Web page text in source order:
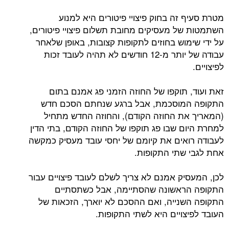
מטרת סעיף זה בחוק פיצויי פיטורים היא למנוע
השתמטות של מעסיקים מחובת תשלום פיצויי פיטורים,
על ידי שימוש בחוזים לתקופות קצובות, באופן שלאחר
עבודה של יותר מ-12 חודשים לא תהיה לעובד זכות
לפיצויים.
זאת ועוד, תוקפו של החוזה הזמני פג אמנם בתום
התקופה המוסכמת, אבל ברגע שנחתם הסכם חדש
(המאריך את החוזה הקודם), והחוזה החדש מתחיל
למחרת היום שבו פג תוקפו של החוזה הקודם, בתי הדין
לעבודה רואים את קיומם של יחסי עובד מעסיק כמקשה
אחת לגבי שתי התקופות.
לכן, המעסיק אמנם לא צריך לשלם לעובד פיצויים עבור
התקופה הראשונה שהסתיימה, אבל כשתסתיים
התקופה השנייה, ואם ההסכם לא יוארך, הזכאות של
העובד לפיצויים היא לשתי התקופות.